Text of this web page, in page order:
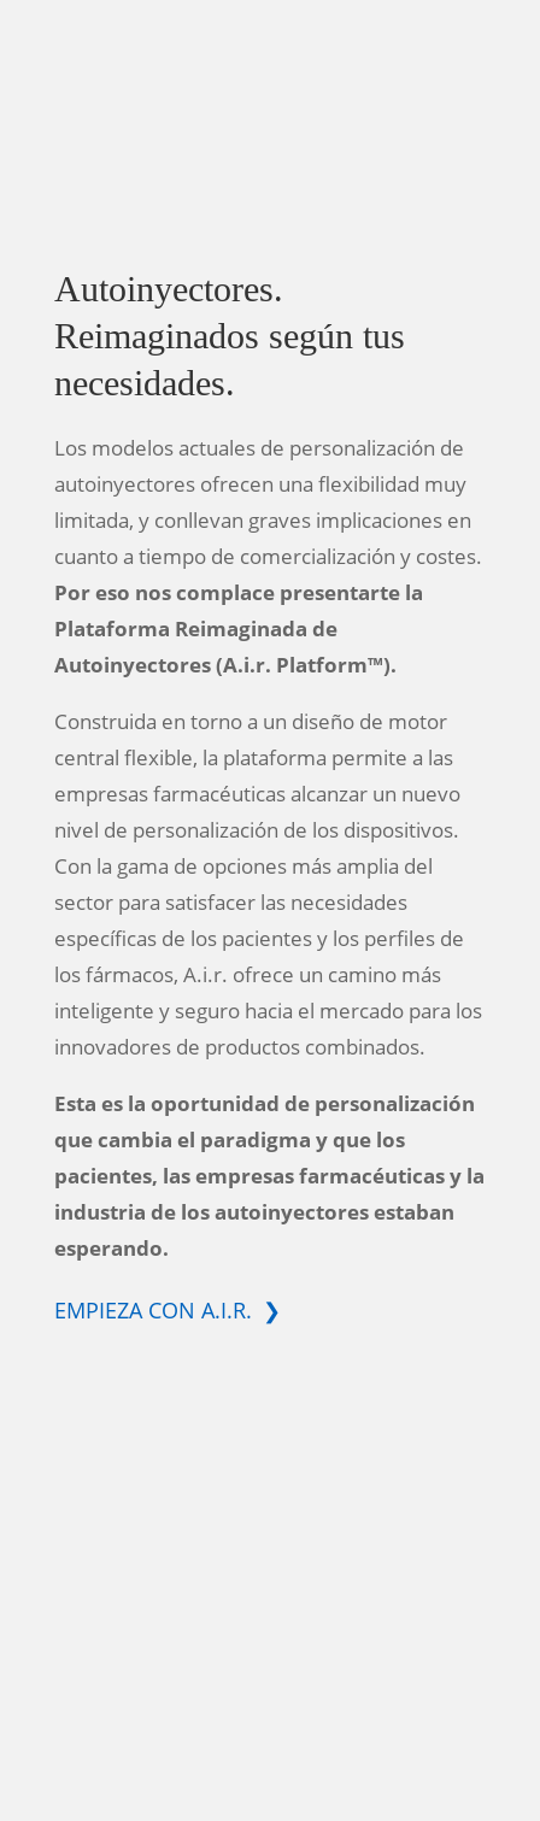
Autoinyectores.
Reimaginados según tus
necesidades.
Los modelos actuales de personalización de
autoinyectores ofrecen una flexibilidad muy
limitada, y conllevan graves implicaciones en
cuanto a tiempo de comercialización y costes.
Por eso nos complace presentarte la
Plataforma Reimaginada de
Autoinyectores (A.i.r. Platform™).
Construida en torno a un diseño de motor
central flexible, la plataforma permite a las
empresas farmacéuticas alcanzar un nuevo
nivel de personalización de los dispositivos.
Con la gama de opciones más amplia del
sector para satisfacer las necesidades
específicas de los pacientes y los perfiles de
los fármacos, A.i.r. ofrece un camino más
inteligente y seguro hacia el mercado para los
innovadores de productos combinados.
Esta es la oportunidad de personalización
que cambia el paradigma y que los
pacientes, las empresas farmacéuticas y la
industria de los autoinyectores estaban
esperando.
EMPIEZA CON A.I.R.